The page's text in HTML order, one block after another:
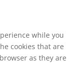
while you
cookies that are
as they are